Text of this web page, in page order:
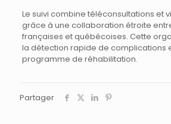
Le suivi combine téléconsultations et
grâce à une collaboration étroite
françaises et québécoises. Cette
la détection rapide de complications
programme de réhabilitation.
Partager